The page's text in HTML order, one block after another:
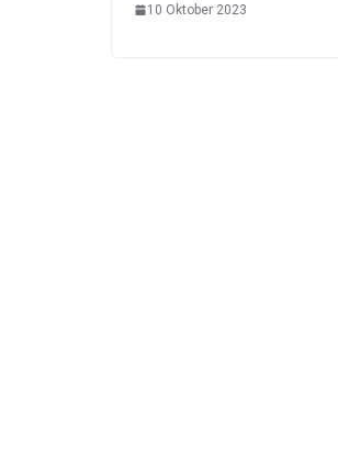
10 Oktober 2023